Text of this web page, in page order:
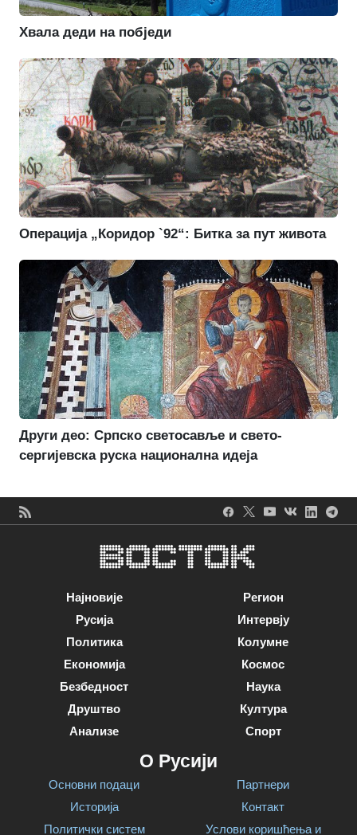
Хвала деди на побједи
Операција „Коридор `92“: Битка за пут живота
Други део: Српско светосавље и свето-
сергијевска руска национална идеја
Најновије
Русија
Политика
Економија
Безбедност
Друштво
Анализе
Регион
Интервју
Колумне
Космос
Наука
Култура
Спорт
О Русији
Основни подаци
Историја
Политички систем
Партнери
Контакт
Услови коришћења и